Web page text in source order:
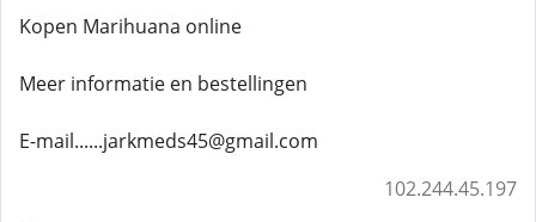
Kopen Marihuana online
Meer informatie en bestellingen
E-mail......jarkmeds45@gmail.com
102.244.45.197